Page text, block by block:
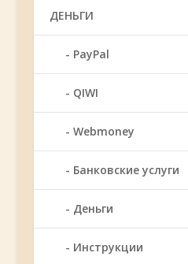
ДЕНЬГИ
PayPal
QIWI
Webmoney
Банковские услуги
Деньги
Инструкции